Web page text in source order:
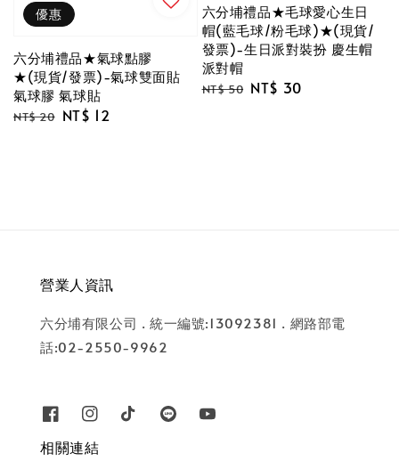
優惠
六分埔禮品★氣球點膠
★(現貨/發票)-氣球雙面貼
氣球膠 氣球貼
Regular
NT$ 20 Sale
NT$ 12
六分埔禮品★毛球愛心生日
帽(藍毛球/粉毛球)★(現貨/
發票)-生日派對裝扮 慶生帽
派對帽
Regular
NT$ 50 Sale
NT$ 30
營業人資訊
六分埔有限公司 . 統一編號:13092381 . 網路部電
話:02-2550-9962
相關連結